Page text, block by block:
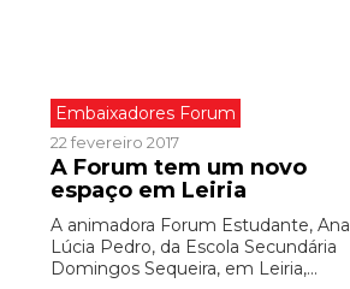
Embaixadores Forum
22 fevereiro 2017
A Forum tem um novo
espaço em Leiria
A animadora Forum Estudante, Ana
Lúcia Pedro, da Escola Secundária
Domingos Sequeira, em Leiria,...